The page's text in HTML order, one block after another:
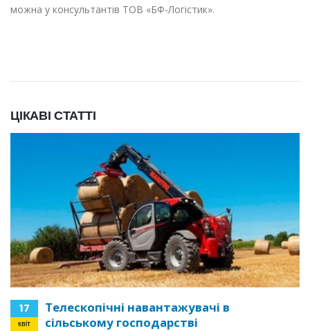
можна у консультантів ТОВ «БФ-Логістик».
ЦІКАВІ СТАТТІ
17
квіт
Телескопічні навантажувачі в
сільському господарстві